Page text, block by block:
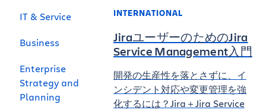
IT & Service
Business
Enterprise
Strategy and
Planning
INTERNATIONAL
JiraユーザーのためのJira
Service Management入門
開発の生産性を落とさずに、イ
ンシデント対応や変更管理を強
化するには？Jira＋Jira Service